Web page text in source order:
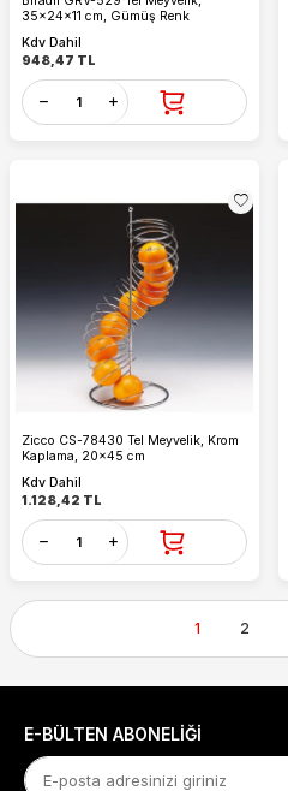
35x24x11 cm, Gümüş Renk
Kdv Dahil
948,47 TL
Zicco CS-78430 Tel Meyvelik, Krom
Kaplama, 20x45 cm
Kdv Dahil
1.128,42 TL
1 2
E-BÜLTEN ABONELIĞI